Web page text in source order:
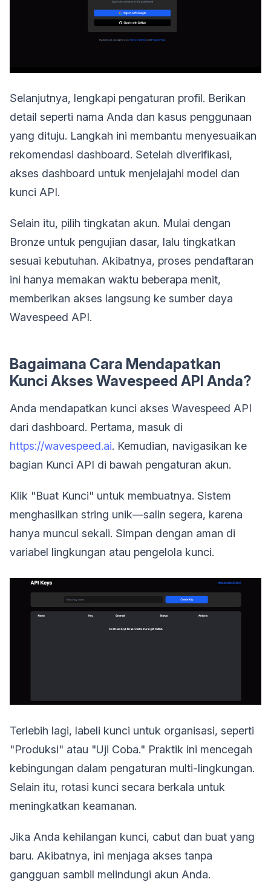
Selanjutnya, lengkapi pengaturan profil. Berikan
detail seperti nama Anda dan kasus penggunaan
yang dituju. Langkah ini membantu menyesuaikan
rekomendasi dashboard. Setelah diverifikasi,
akses dashboard untuk menjelajahi model dan
kunci API.
Selain itu, pilih tingkatan akun. Mulai dengan
Bronze untuk pengujian dasar, lalu tingkatkan
sesuai kebutuhan. Akibatnya, proses pendaftaran
ini hanya memakan waktu beberapa menit,
memberikan akses langsung ke sumber daya
Wavespeed API.
Bagaimana Cara Mendapatkan
Kunci Akses Wavespeed API Anda?
Anda mendapatkan kunci akses Wavespeed API
dari dashboard. Pertama, masuk di
https://wavespeed.ai. Kemudian, navigasikan ke
bagian Kunci API di bawah pengaturan akun.
Klik "Buat Kunci" untuk membuatnya. Sistem
menghasilkan string unik—salin segera, karena
hanya muncul sekali. Simpan dengan aman di
variabel lingkungan atau pengelola kunci.
Terlebih lagi, labeli kunci untuk organisasi, seperti
"Produksi" atau "Uji Coba." Praktik ini mencegah
kebingungan dalam pengaturan multi-lingkungan.
Selain itu, rotasi kunci secara berkala untuk
meningkatkan keamanan.
Jika Anda kehilangan kunci, cabut dan buat yang
baru. Akibatnya, ini menjaga akses tanpa
gangguan sambil melindungi akun Anda.